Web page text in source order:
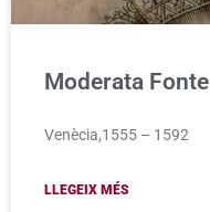
Moderata Fonte
Venècia,1555 – 1592
LLEGEIX MÉS